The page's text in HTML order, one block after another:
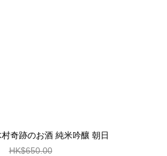
奇跡のお酒 純米吟釀 朝日
HK$650.00